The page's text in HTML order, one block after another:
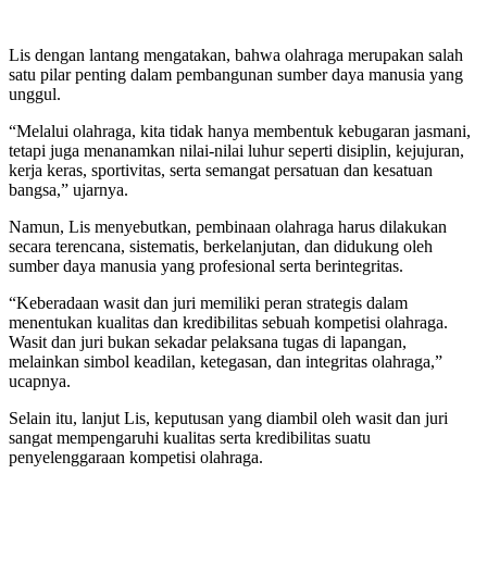
Lis dengan lantang mengatakan, bahwa olahraga merupakan salah
satu pilar penting dalam pembangunan sumber daya manusia yang
unggul.
“Melalui olahraga, kita tidak hanya membentuk kebugaran jasmani,
tetapi juga menanamkan nilai-nilai luhur seperti disiplin, kejujuran,
kerja keras, sportivitas, serta semangat persatuan dan kesatuan
bangsa,” ujarnya.
Namun, Lis menyebutkan, pembinaan olahraga harus dilakukan
secara terencana, sistematis, berkelanjutan, dan didukung oleh
sumber daya manusia yang profesional serta berintegritas.
“Keberadaan wasit dan juri memiliki peran strategis dalam
menentukan kualitas dan kredibilitas sebuah kompetisi olahraga.
Wasit dan juri bukan sekadar pelaksana tugas di lapangan,
melainkan simbol keadilan, ketegasan, dan integritas olahraga,”
ucapnya.
Selain itu, lanjut Lis, keputusan yang diambil oleh wasit dan juri
sangat mempengaruhi kualitas serta kredibilitas suatu
penyelenggaraan kompetisi olahraga.